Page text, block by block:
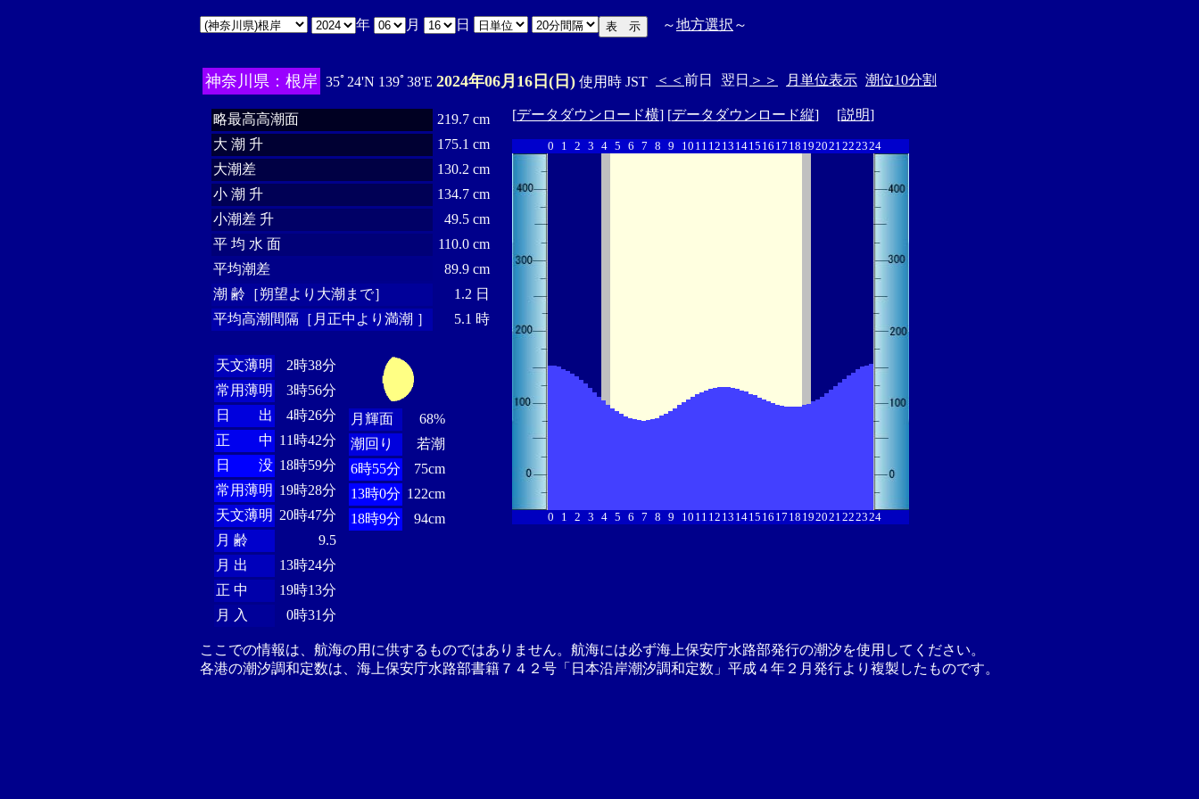
年 月 日 ～地方選択 ～
神奈川県：根岸 35ﾟ24'N 139ﾟ38'E 2024年06月16日(日) 使用時 JST ＜＜ 前日 翌日 ＞＞ 月単位表示 潮位10分割
略最高高潮面
219.7 cm
大 潮 升
175.1 cm
大潮差
130.2 cm
小 潮 升
134.7 cm
小潮差 升
49.5 cm
平 均 水 面
110.0 cm
平均潮差
89.9 cm
潮 齢［朔望より大潮まで］
1.2 日
平均高潮間隔［月正中より満潮 ］
5.1 時
天文薄明
2時38分
常用薄明
3時56分
日 出
4時26分
正 中 11時42分
日 没 18時59分
常用薄明 19時28分
天文薄明 20時47分
月 齢
9.5
月 出
13時24分
正 中
19時13分
月 入
0時31分
月輝面
68%
潮回り
若潮
6時55分
75cm
13時0分 122cm
18時9分
94cm
[データダウンロード横] [データダウンロード縦] [説明]
0 1 2 3 4 5 6 7 8 9 10 11 12 13 1415 16 17 18 192021222324
0 1 2 3 4 5 6 7 8 9 10 11 12 13 1415 16 17 18 192021222324
ここでの情報は、航海の用に供するものではありません。航海には必ず海上保安庁水路部発行の潮汐を使用してください。
各港の潮汐調和定数は、海上保安庁水路部書籍７４２号「日本沿岸潮汐調和定数」平成４年２月発行より複製したものです。